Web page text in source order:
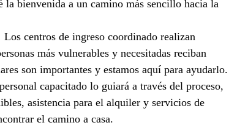
bienvenida a un camino más sencillo hacia la
centros de ingreso coordinado realizan
más vulnerables y necesitadas reciban
son importantes y estamos aquí para ayudarlo.
capacitado lo guiará a través del proceso,
asistencia para el alquiler y servicios de
el camino a casa.